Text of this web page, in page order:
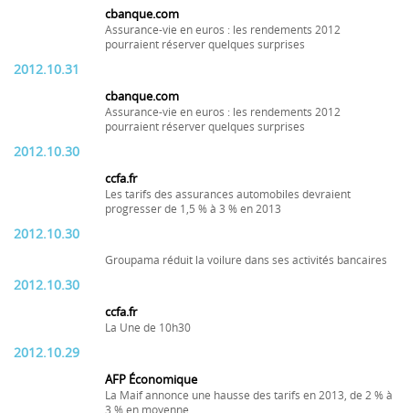
cbanque.com
Assurance-vie en euros : les rendements 2012
pourraient réserver quelques surprises
2012.10.31
cbanque.com
Assurance-vie en euros : les rendements 2012
pourraient réserver quelques surprises
2012.10.30
ccfa.fr
Les tarifs des assurances automobiles devraient
progresser de 1,5 % à 3 % en 2013
2012.10.30
Groupama réduit la voilure dans ses activités bancaires
2012.10.30
ccfa.fr
La Une de 10h30
2012.10.29
AFP Économique
La Maif annonce une hausse des tarifs en 2013, de 2 % à
3 % en moyenne